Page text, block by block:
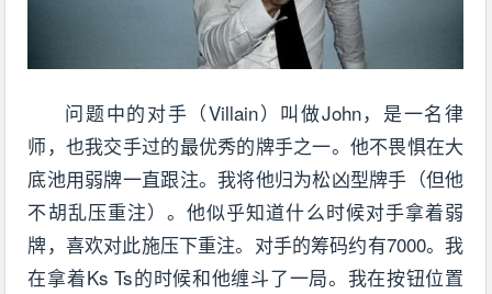
问题中的对手（Villain）叫做John，是一名律
师，也我交手过的最优秀的牌手之一。他不畏惧在大
底池用弱牌一直跟注。我将他归为松凶型牌手（但他
不胡乱压重注）。他似乎知道什么时候对手拿着弱
牌，喜欢对此施压下重注。对手的筹码约有7000。我
在拿着Ks Ts的时候和他缠斗了一局。我在按钮位置